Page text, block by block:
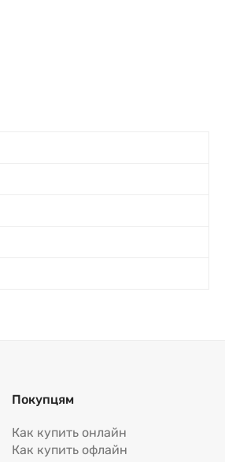
Покупцям
Как купить онлайн
Как купить офлайн